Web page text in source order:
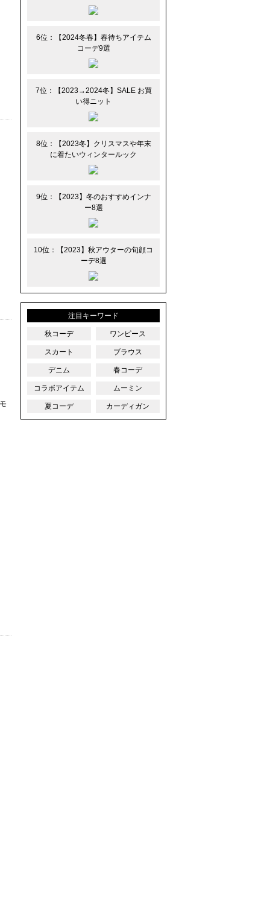
6位：【2024冬春】春待ちアイテム
コーデ9選
7位：【2023→2024冬】SALE お買
い得ニット
8位：【2023冬】クリスマスや年末
に着たいウィンタールック
9位：【2023】冬のおすすめインナ
ー8選
10位：【2023】秋アウターの旬顔コ
ーデ8選
注目キーワード
秋コーデ ワンピース
スカート ブラウス
デニム 春コーデ
コラボアイテム ムーミン
夏コーデ カーディガン